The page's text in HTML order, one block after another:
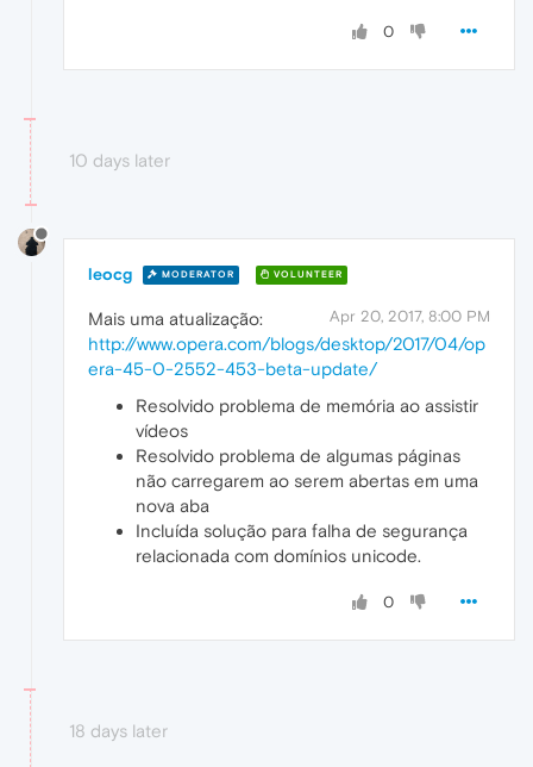
0
10 days later
leocg MODERATOR VOLUNTEER
Apr 20, 2017, 8:00 PM
Mais uma atualização:
http://www.opera.com/blogs/desktop/2017/04/op
era-45-0-2552-453-beta-update/
Resolvido problema de memória ao assistir
vídeos
Resolvido problema de algumas páginas
não carregarem ao serem abertas em uma
nova aba
Incluída solução para falha de segurança
relacionada com domínios unicode.
0
18 days later